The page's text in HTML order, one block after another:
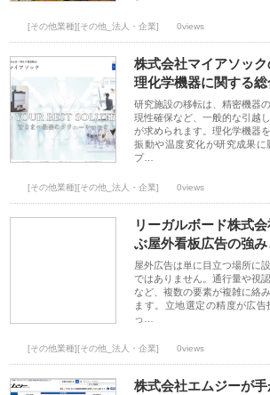
[その他業種][その他_法人・企業] 0views
株式会社マイアソッ
理化学機器に関する総
研究施設の移転は、精密機器
現性確保など、一般的な引越
が求められます。理化学機器
振動や温度変化が研究成果
プ…
[その他業種][その他_法人・企業] 0views
リーガルボード株式
ぶ屋外看板広告の強
屋外広告は単に目立つ場所に
ではありません。通行量や視
など、複数の要素が複雑に絡
ます。立地選定の精度が広
っ…
[その他業種][その他_法人・企業] 0views
株式会社エムジーが